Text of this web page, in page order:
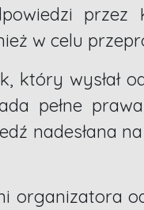
przez
w celu
który wysłał
pełne
nadesłana
organizatora